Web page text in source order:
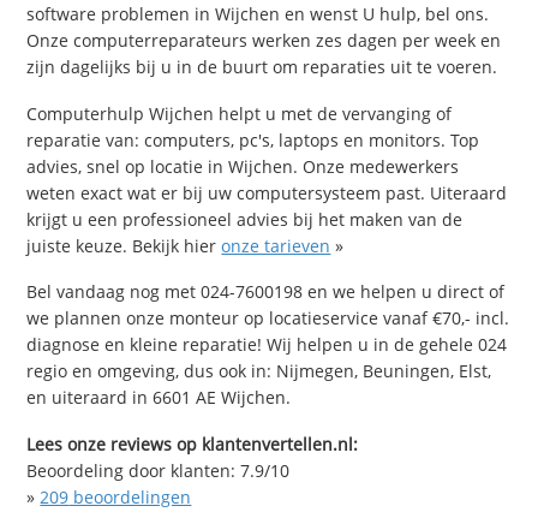
software problemen in Wijchen en wenst U hulp, bel ons.
Onze computerreparateurs werken zes dagen per week en
zijn dagelijks bij u in de buurt om reparaties uit te voeren.
Computerhulp Wijchen helpt u met de vervanging of
reparatie van: computers, pc's, laptops en monitors. Top
advies, snel op locatie in Wijchen. Onze medewerkers
weten exact wat er bij uw computersysteem past. Uiteraard
krijgt u een professioneel advies bij het maken van de
juiste keuze. Bekijk hieronze tarieven »
Bel vandaag nog met 024-7600198 en we helpen u direct of
we plannen onze monteur op locatieservice vanaf €70,- incl.
diagnose en kleine reparatie! Wij helpen u in de gehele 024
regio en omgeving, dus ook in: Nijmegen, Beuningen, Elst,
en uiteraard in 6601 AE Wijchen.
Lees onze reviews op klantenvertellen.nl:
Beoordeling door klanten:7.9/10
»209 beoordelingen